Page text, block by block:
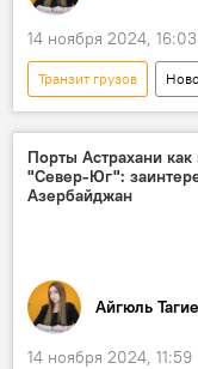
14 ноября 2024, 16:03
Транзит грузов
Азербайджан
Грузоперевозки
Коридор "Север-Юг"
Порты Астрахани
"Север-Юг":
Азербайджан
Айгюль
14 ноября 2024, 11:59